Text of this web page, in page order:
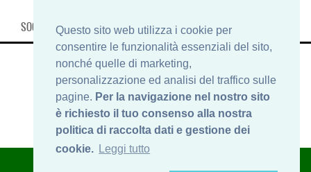
Questo sito web utilizza i cookie per
consentire le funzionalità essenziali del sito,
nonché quelle di marketing,
personalizzazione ed analisi del traffico sulle
pagine. Per la navigazione nel nostro sito
è richiesto il tuo consenso alla nostra
politica di raccolta dati e gestione dei
cookie. Leggi tutto
SOCIAL, INFO & SHOP